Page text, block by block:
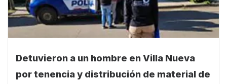
Detuvieron a un hombre en Villa Nueva
por tenencia y distribución de material de